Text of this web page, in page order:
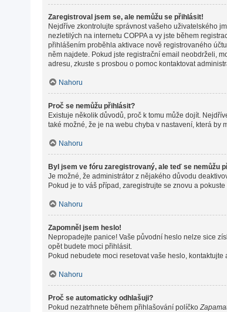
Zaregistroval jsem se, ale nemůžu se přihlásit!
Nejdříve zkontrolujte správnost vašeho uživatelského
nezletilých na internetu COPPA a vy jste během
přihlášením proběhla aktivace nově registrovaného
něm najdete. Pokud jste registrační email neobdrželi,
adresu, zkuste s prosbou o pomoc kontaktovat
Nahoru
Proč se nemůžu přihlásit?
Existuje několik důvodů, proč k tomu může dojít.
také možné, že je na webu chyba v nastavení, která by
Nahoru
Byl jsem ve fóru zaregistrovaný, ale teď se nemůžu
Je možné, že administrátor z nějakého důvodu
Pokud je to váš případ, zaregistrujte se znovu a
Nahoru
Zapomněl jsem heslo!
Nepropadejte panice! Vaše původní heslo nelze sice
opět budete moci přihlásit.
Pokud nebudete moci resetovat vaše heslo, kontaktujte
Nahoru
Proč se automaticky odhlašuji?
Pokud nezatrhnete během přihlašování políčko